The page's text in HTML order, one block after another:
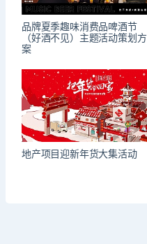
品牌夏季趣味消费品啤酒节
（好酒不见）主题活动策划方
案
地产项目迎新年货大集活动